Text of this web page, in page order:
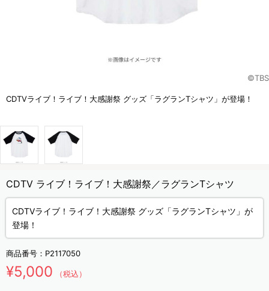
©TBS
CDTVライブ！ライブ！大感謝祭 グッズ「ラグランTシャツ」が登場！
CDTV ライブ！ライブ！大感謝祭／ラグランTシャツ
CDTVライブ！ライブ！大感謝祭 グッズ「ラグランTシャツ」が
登場！
商品番号： P2117050
¥5,000 （税込）